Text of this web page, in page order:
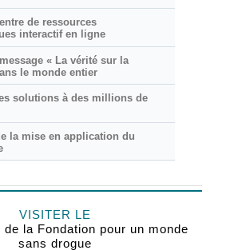
de ressources
interactif en ligne
« La vérité sur la
le monde entier
solutions à des millions de
la mise en application du
VISITER LE